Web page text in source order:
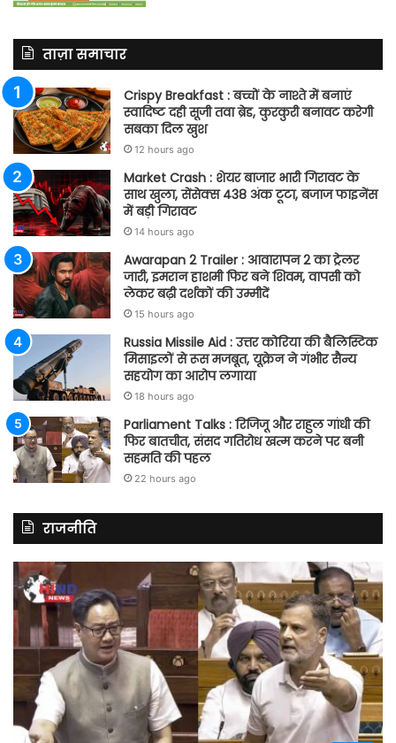
ताज़ा समाचार
Crispy Breakfast : बच्चों के नाश्ते में बनाएं
स्वादिष्ट दही सूजी तवा ब्रेड, कुरकुरी बनावट करेगी
सबका दिल खुश
12 hours ago
Market Crash : शेयर बाजार भारी गिरावट के
साथ खुला, सेंसेक्स 438 अंक टूटा, बजाज फाइनेंस
में बड़ी गिरावट
14 hours ago
Awarapan 2 Trailer : आवारापन 2 का ट्रेलर
जारी, इमरान हाशमी फिर बने शिवम, वापसी को
लेकर बढ़ी दर्शकों की उम्मीदें
15 hours ago
Russia Missile Aid : उत्तर कोरिया की बैलिस्टिक
मिसाइलों से रूस मजबूत, यूक्रेन ने गंभीर सैन्य
सहयोग का आरोप लगाया
18 hours ago
Parliament Talks : रिजिजू और राहुल गांधी की
फिर बातचीत, संसद गतिरोध खत्म करने पर बनी
सहमति की पहल
22 hours ago
राजनीति